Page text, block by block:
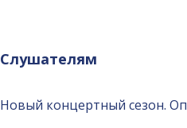
Слушателям
Новый концертный сезон.